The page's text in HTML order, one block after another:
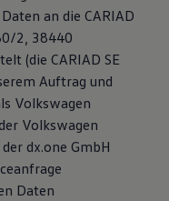
an die CARIAD
2, 38440
(die CARIAD SE
Auftrag und
Volkswagen
Volkswagen
dx.one GmbH
Daten